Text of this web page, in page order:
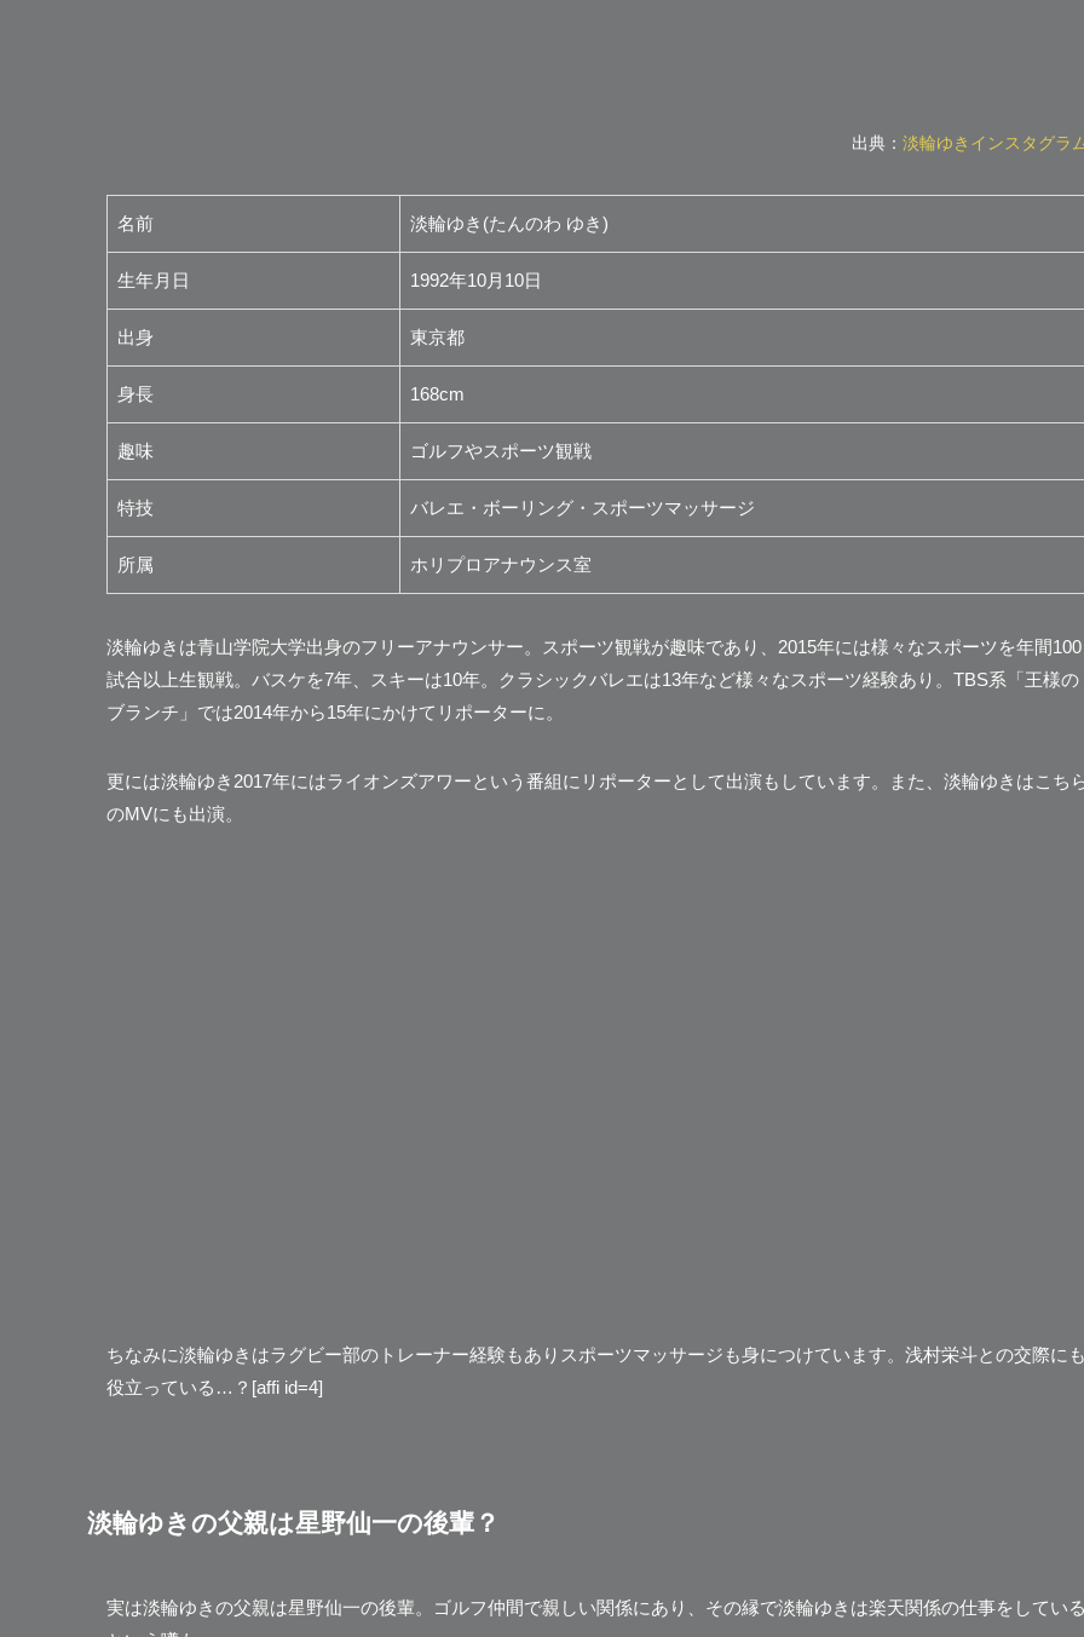
出典： 淡輪ゆきインスタグラ
名前 淡輪ゆき(たんのわ ゆき)
生年月日 1992年10月10日
出身 東京都
身長 168cm
趣味 ゴルフやスポーツ観戦
特技 バレエ・ボーリング・スポーツマッサージ
所属 ホリプロアナウンス室
淡輪ゆきは青山学院大学出身のフリーアナウンサー。スポーツ観戦が趣味であり、2015年には様々なスポーツを年間100
試合以上生観戦。バスケを7年、スキーは10年。クラシックバレエは13年など様々なスポーツ経験あり。TBS系「王様の
ブランチ」では2014年から15年にかけてリポーターに。
更には淡輪ゆき2017年にはライオンズアワーという番組にリポーターとして出演もしています。また、淡輪ゆきはこち
のMVにも出演。
ちなみに淡輪ゆきはラグビー部のトレーナー経験もありスポーツマッサージも身につけています。浅村栄斗との交際に
役立っている…？[affi id=4]
淡輪ゆきの父親は星野仙一の後輩？
実は淡輪ゆきの父親は星野仙一の後輩。ゴルフ仲間で親しい関係にあり、その縁で淡輪ゆきは楽天関係の仕事をしてい